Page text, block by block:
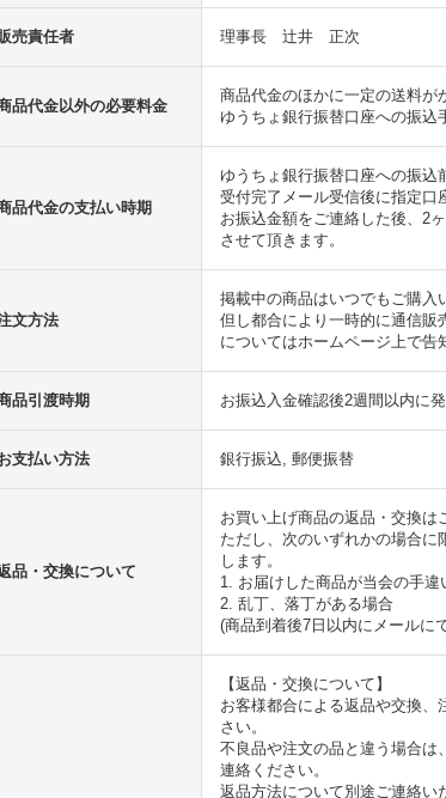
売責任者 理事長 辻井 正次
品代金以外の必要料金
商品代金のほかに一定の送料が
ゆうちょ銀行振替口座への振込
品代金の支払い時期
ゆうちょ銀行振替口座への振込
受付完了メール受信後に指定口
お振込金額をご連絡した後、2
させて頂きます。
文方法
掲載中の商品はいつでもご購入
但し都合により一時的に通信販
についてはホームページ上で告
品引渡時期 お振込入金確認後2週間以内に発
支払い方法 銀行振込, 郵便振替
品・交換について
お買い上げ商品の返品・交換は
ただし、次のいずれかの場合
します。
1. お届けした商品が当会の手
2. 乱丁、落丁がある場合
(商品到着後7日以内にメールに
【返品・交換について】
お客様都合による返品や交換
さい。
不良品や注文の品と違う場合は
連絡ください。
返品方法について別途ご連絡い